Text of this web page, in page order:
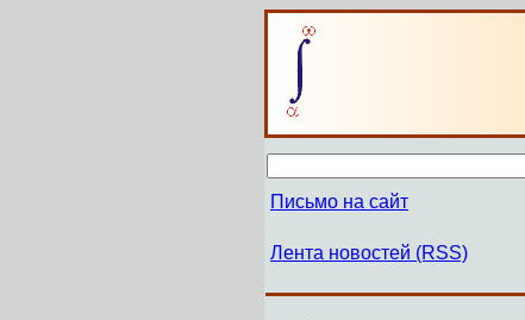
Письмо на сайт
Лента новостей (RSS)